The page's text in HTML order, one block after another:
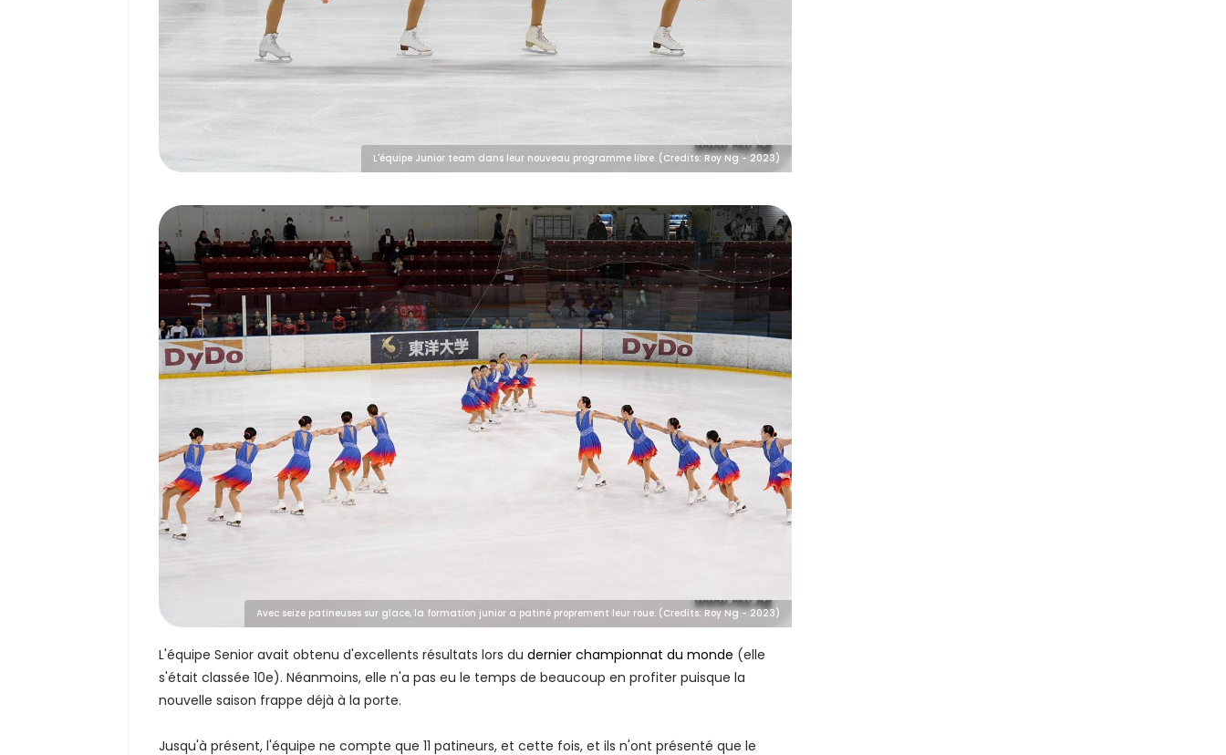
L'équipe Junior team dans leur nouveau programme libre. (Credits: Roy Ng - 2023)
Avec seize patineuses sur glace, la formation junior a patiné proprement leur roue. (Credits: Roy Ng - 2023)
L'équipe Senior avait obtenu d'excellents résultats lors du dernier championnat du monde (elle
s'était classée 10e). Néanmoins, elle n'a pas eu le temps de beaucoup en profiter puisque la
nouvelle saison frappe déjà à la porte.
Jusqu'à présent, l'équipe ne compte que 11 patineurs, et cette fois, et ils n'ont présenté que le